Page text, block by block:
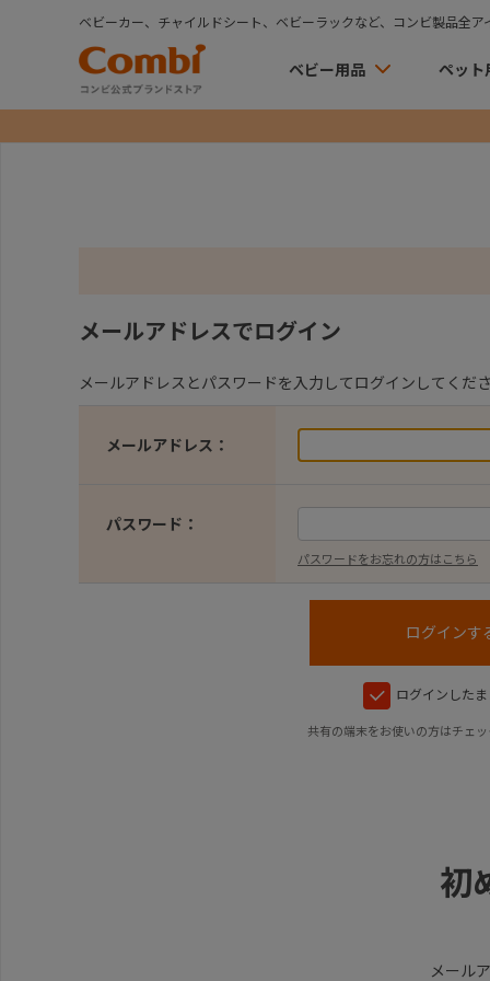
ベビーカー、チャイルドシート、ベビーラックなど、コンビ製品全ア
ベビー用品 ペット
メールアドレスでログイン
メールアドレスとパスワードを入力してログインしてくださ
メールアドレス：
パスワード：
パスワードをお忘れの方はこちら
ログインした
共有の端末をお使いの方はチェ
初
メール